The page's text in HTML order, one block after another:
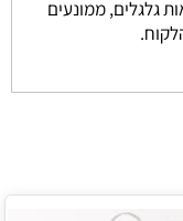
גלגלים, ממונעים